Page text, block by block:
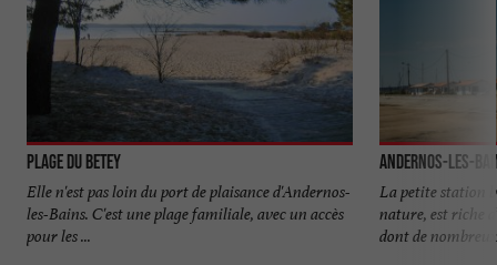
Plage du Betey
Elle n'est pas loin du port de plaisance d'Andernos-
les-Bains. C'est une plage familiale, avec un accès
pour les ...
Andernos-les-
La petite station
nature, est riche
dont de